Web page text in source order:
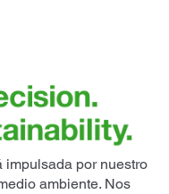
impulsada por nuestro
ambiente. Nos